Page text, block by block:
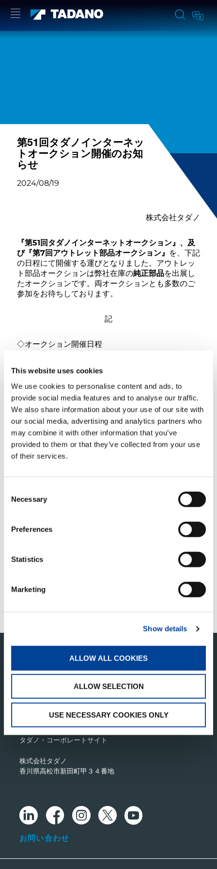
This website uses cookies
We use cookies to personalise content and ads, to
provide social media features and to analyse our traffic.
We also share information about your use of our site with
our social media, advertising and analytics partners who
may combine it with other information that you’ve
provided to them or that they’ve collected from your use
of their services.
Selection
Necessary
Preferences
Statistics
Marketing
Show details
ALLOW ALL COOKIES
ALLOW SELECTION
USE NECESSARY COOKIES ONLY
第51回タダノインターネッ
トオークション開催のお知
らせ
2024/08/19
株式会社タダノ
『第51回タダノインターネットオークション』、及
び『第7回アウトレット部品オークション』 を、下記
の日程にて開催する運びとなりました。アウトレッ
ト部品オークションは弊社在庫の純正部品を出展し
たオークションです。両オークションとも多数のご
参加をお待ちしております。
記
◇オークション開催日程
オークション開催日：
24日(火)～2024年9月25日(水)
・アウトレット部品オークション：2024年9月24日
(火)～2024年9月26日(木)
開催時間：
開始9月24日(火) 10:00
終了インターネットオークション：9月25日(水)
アウトレット部品オークション：9月26日
終了時間は落札状況によって延長する可能性があり
は個別対応致します。
http://auction.tadano.co.jp/
オークション事務局連絡先：
このページの先頭へ
タダノ・コーポレートサイト
株式会社タダノ
香川県高松市新田町甲３４番地
お問い合わせ